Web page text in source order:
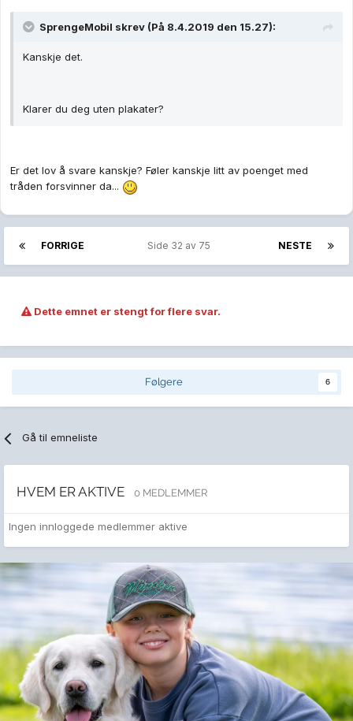
SprengeMobil skrev (På 8.4.2019 den 15.27):
Kanskje det.
Klarer du deg uten plakater?
Er det lov å svare kanskje? Føler kanskje litt av poenget med
tråden forsvinner da...
FORRIGE NESTE
Side 32 av 75
Dette emnet er stengt for flere svar.
Følgere 6
Gå til emneliste
HVEM ER AKTIVE 0 MEDLEMMER
Ingen innloggede medlemmer aktive